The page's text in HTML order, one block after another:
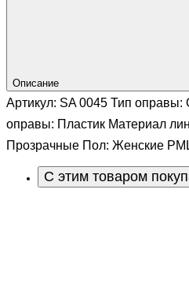
Описание
Артикул: SA 0045 Тип
оправы: Пластик Материал
Прозрачные Пол: Женские
С этим товаром